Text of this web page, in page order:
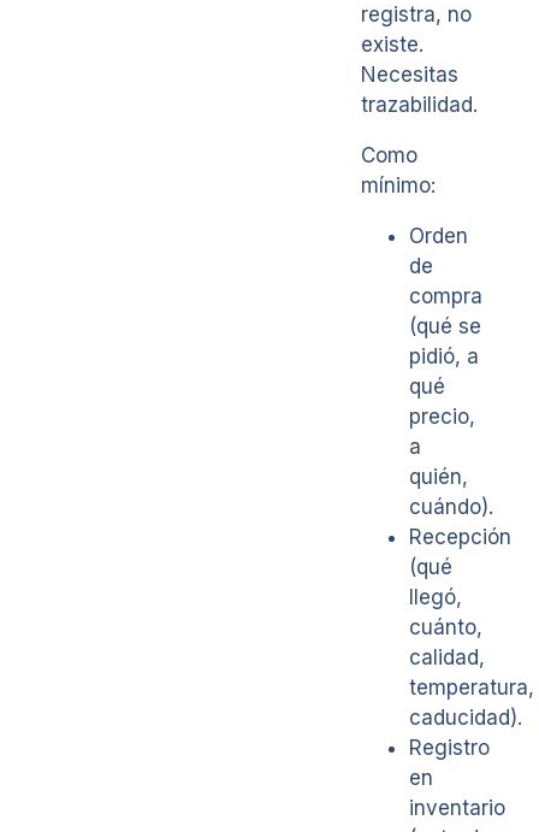
registra, no
existe.
Necesitas
trazabilidad.
Como
mínimo:
Orden
de
compra
(qué se
pidió, a
qué
precio,
a
quién,
cuándo).
Recepción
(qué
llegó,
cuánto,
calidad,
temperatura,
caducidad).
Registro
en
inventario